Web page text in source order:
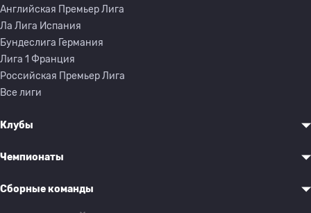
Английская Премьер Лига
Ла Лига Испания
Бундеслига Германия
Лига 1 Франция
Российская Премьер Лига
Все лиги
Клубы
Чемпионаты
Сборные команды